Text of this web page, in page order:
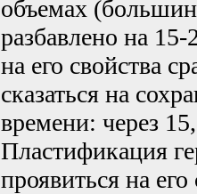
объемах
разбавлено на
на его свойства
сказаться на
времени: через
Пластификация
проявиться на